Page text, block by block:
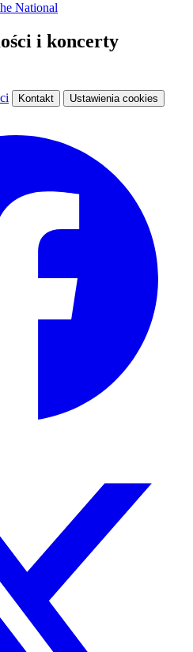
National
i koncerty
Kontakt Ustawienia cookies